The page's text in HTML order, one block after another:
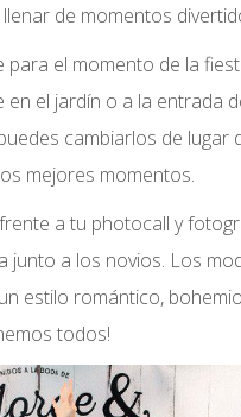
de momentos
para el momento de la
el jardín o a la entrada
cambiarlos de lugar
mejores momentos.
a tu photocall y
a los novios. Los
estilo romántico,
todos!